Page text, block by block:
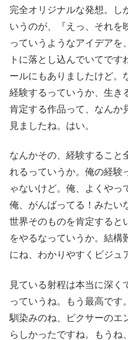
完全オリジナルな発想。し
いうのが、『えっ、それを
っていうようなアイデアを
トに落とし込んでいてです
ールにもありましたけど。
経験するっていうか、生き
肯定する作品って、なんか
見ましたね。はい。
なんかその、経験すること
れるっていうか。俺の経験
ゃないけど。俺、よくやっ
俺、がんばってる！みたい
世界そのものを肯定すると
をやるなっていうか。結構
にね、わかりやすくビジュ
見ている射程は本当に深く
っていうね。もう最高です
馴染みのね、ピクサーのエ
らしかったですね。もうね